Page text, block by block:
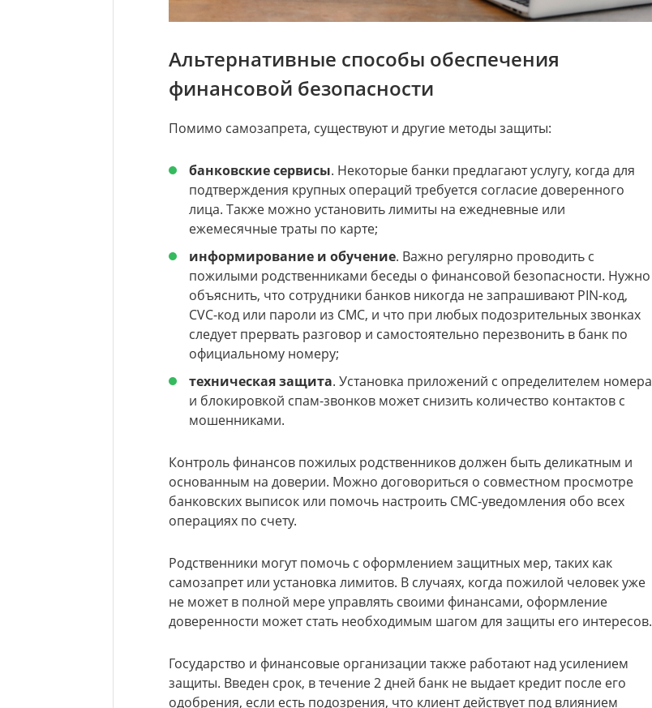
Альтернативные способы обеспечения
финансовой безопасности
Помимо самозапрета, существуют и другие методы защиты:
банковские сервисы. Некоторые банки предлагают услугу, когда для
подтверждения крупных операций требуется согласие доверенного
лица. Также можно установить лимиты на ежедневные или
ежемесячные траты по карте;
информирование и обучение. Важно регулярно проводить с
пожилыми родственниками беседы о финансовой безопасности. Нужно
объяснить, что сотрудники банков никогда не запрашивают PIN-код,
CVC-код или пароли из СМС, и что при любых подозрительных звонках
следует прервать разговор и самостоятельно перезвонить в банк по
официальному номеру;
техническая защита. Установка приложений с определителем номера
и блокировкой спам-звонков может снизить количество контактов с
мошенниками.
Контроль финансов пожилых родственников должен быть деликатным и
основанным на доверии. Можно договориться о совместном просмотре
банковских выписок или помочь настроить СМС-уведомления обо всех
операциях по счету.
Родственники могут помочь с оформлением защитных мер, таких как
самозапрет или установка лимитов. В случаях, когда пожилой человек уже
не может в полной мере управлять своими финансами, оформление
доверенности может стать необходимым шагом для защиты его интересов.
Государство и финансовые организации также работают над усилением
защиты. Введен срок, в течение 2 дней банк не выдает кредит после его
одобрения, если есть подозрения, что клиент действует под влиянием